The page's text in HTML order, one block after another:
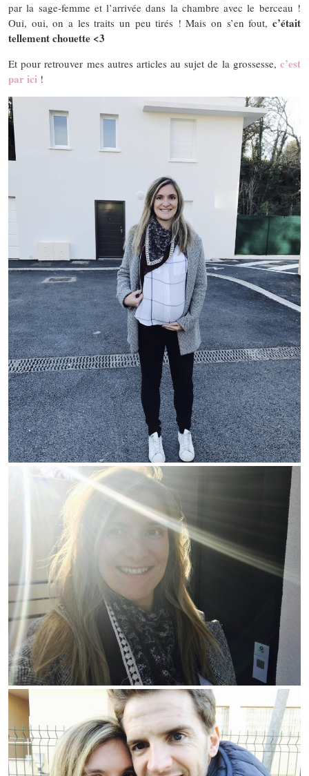
par la sage-femme et l’arrivée dans la chambre avec le berceau !
Oui, oui, on a les traits un peu tirés ! Mais on s’en fout, c’était
tellement chouette <3
Et pour retrouver mes autres articles au sujet de la grossesse, c’est
par ici !